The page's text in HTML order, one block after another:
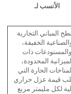
الأنسب لـ
المباني التجارية
الخفيفة،
والمستودعات ذات
المحدودة،
الحارة التي
قيمة عزل حراري
لكل مليمتر مربع